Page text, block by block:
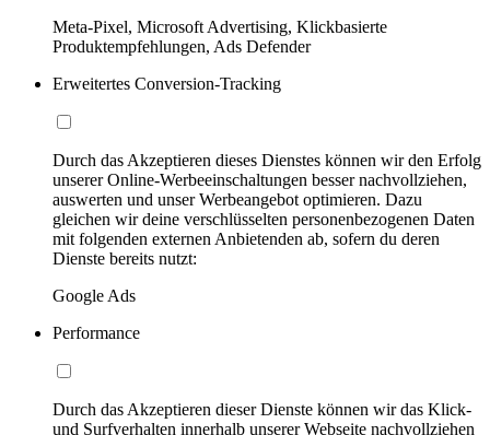
Meta-Pixel, Microsoft Advertising, Klickbasierte
Produktempfehlungen, Ads Defender
Erweitertes Conversion-Tracking
Durch das Akzeptieren dieses Dienstes können wir den Erfolg
unserer Online-Werbeeinschaltungen besser nachvollziehen,
auswerten und unser Werbeangebot optimieren. Dazu
gleichen wir deine verschlüsselten personenbezogenen Daten
mit folgenden externen Anbietenden ab, sofern du deren
Dienste bereits nutzt:
Google Ads
Performance
Durch das Akzeptieren dieser Dienste können wir das Klick-
und Surfverhalten innerhalb unserer Webseite nachvollziehen